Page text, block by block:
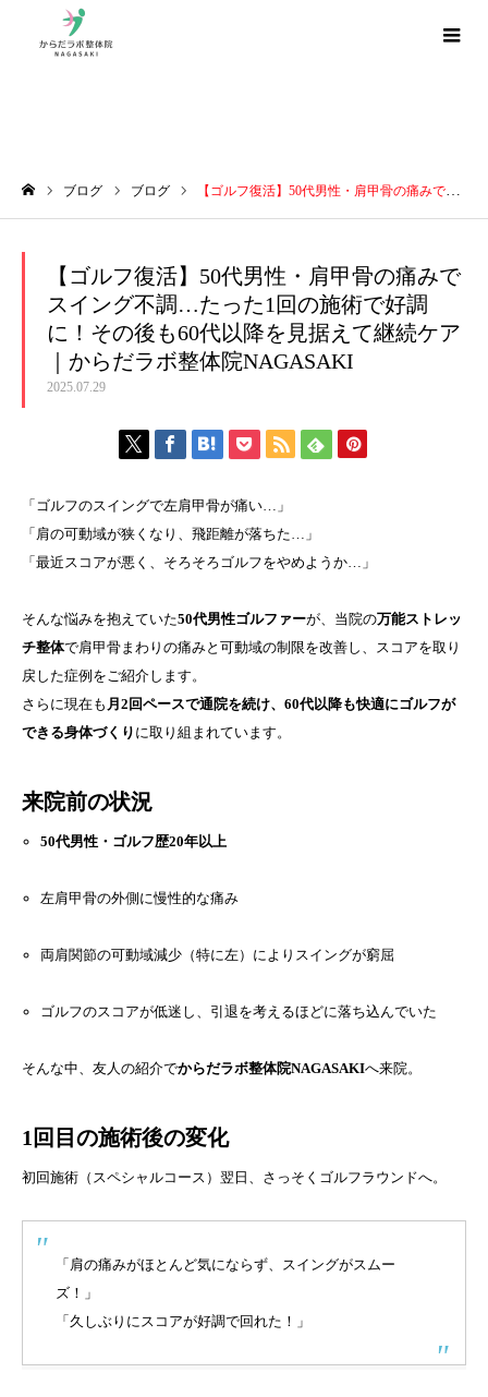
ブログ ブログ 【ゴルフ復活】50代男性・肩甲骨の痛みでスイング不調…たった1回の施術で好調に！その後も60代以降を見据えて継続ケア｜からだラボ整体院NAGASAKI
【ゴルフ復活】50代男性・肩甲骨の痛みで
スイング不調…たった1回の施術で好調
に！その後も60代以降を見据えて継続ケア
｜からだラボ整体院NAGASAKI
2025.07.29
「ゴルフのスイングで左肩甲骨が痛い…」
「肩の可動域が狭くなり、飛距離が落ちた…」
「最近スコアが悪く、そろそろゴルフをやめようか…」
そんな悩みを抱えていた50代男性ゴルファーが、当院の万能ストレッ
チ整体で肩甲骨まわりの痛みと可動域の制限を改善し、スコアを取り
戻した症例をご紹介します。
さらに現在も 月2回ペースで通院を続け、60代以降も快適にゴルフが
できる身体づくり に取り組まれています。
来院前の状況
50代男性・ゴルフ歴20年以上
左肩甲骨の外側に慢性的な痛み
両肩関節の可動域減少（特に左）によりスイングが窮屈
ゴルフのスコアが低迷し、引退を考えるほどに落ち込んでいた
そんな中、友人の紹介でからだラボ整体院NAGASAKIへ来院。
1回目の施術後の変化
初回施術（スペシャルコース）翌日、さっそくゴルフラウンドへ。
「肩の痛みがほとんど気にならず、スイングがスムー
ズ！」
「久しぶりにスコアが好調で回れた！」